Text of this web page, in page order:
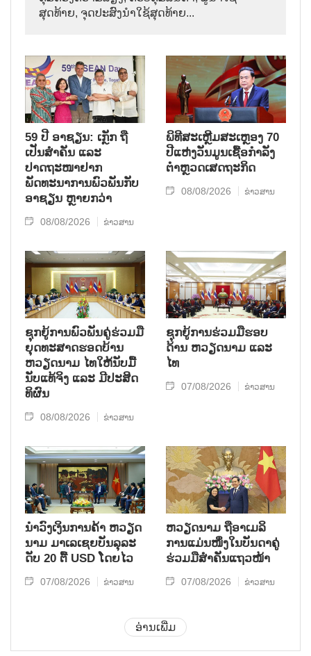
ສຸດທ້າຍ, ຈຸດປະສົງນຳໃຊ້ສຸດທ້າຍ...
59 ປີ ອາຊຽນ: ເກຼັກ ຖື
ເປັນສຳຄັນ ແລະ
ປາດຖະໜາຢາກ
ພັດທະນາການພົວພັນກັບ
ອາຊຽນ ຫຼາຍກວ່າ
08/08/2026 ຂ່າວສານ
ພິທີສະເຫຼີມສະເຫຼອງ 70
ປີແຫ່ງວັນມູນເຊື້ອກຳລັງ
ຕຳຫຼວດເສດຖະກິດ
08/08/2026 ຂ່າວສານ
ຊຸກ​ຍູ້​ການ​ພົວ​ພັນ​ຄູ່​ຮ່ວມ​ມື​
ຍຸດ​ທະ​ສາດ​ຮອດ​ບ້ານ
ຫວຽດ​ນາມ ໄທ​ໃຫ້​ນັບ​ມື້​
ນັບ​ແທ້​ຈິງ ແລະ ມີ​ປະ​ສິດ​
ທິ​ຜົນ
08/08/2026 ຂ່າວສານ
ຊຸກຍູ້ການຮ່ວມມືຮອບ
ດ້ານ ຫວຽດນາມ ແລະ
ໄທ
07/08/2026 ຂ່າວສານ
ນຳ​ວົງ​ເງິນ​ການ​ຄ້າ ຫວຽດ​
ນາມ ມາ​ເລ​ເຊຍ​ບັນ​ລຸ​ລະ​
ດັບ 20 ຕື້ USD ໂດຍ​ໄວ
07/08/2026 ຂ່າວສານ
ຫ​ວຽດ​ນາມ ຖື​ອາ​ເມ​ລິ​
ການ​ແມ່ນ​ໜຶ່ງ​ໃນ​ບັນ​ດາ​ຄູ່​
ຮ່ວມ​ມື​ສຳ​ຄັນ​ແຖວ​ໜ້າ
07/08/2026 ຂ່າວສານ
ອ່ານເພີ່ມ